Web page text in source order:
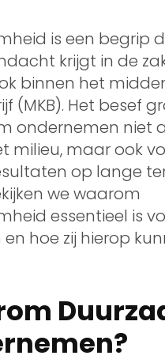
is een begrip
krijgt in de
binnen het
(MKB). Het besef
ondernemen niet
milieu, maar ook
op lange
we waarom
essentieel is
hoe zij hierop